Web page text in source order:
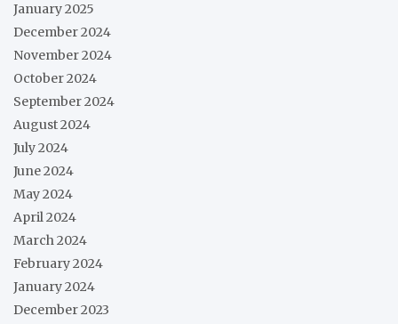
January 2025
December 2024
November 2024
October 2024
September 2024
August 2024
July 2024
June 2024
May 2024
April 2024
March 2024
February 2024
January 2024
December 2023